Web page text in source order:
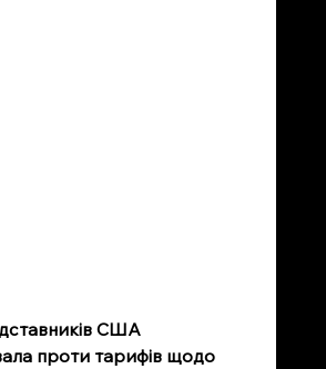
США
проти тарифів щодо